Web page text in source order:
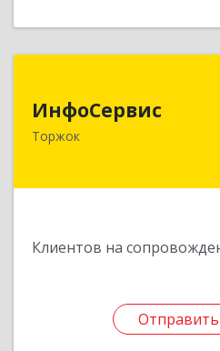
ИнфоСервис
Торжок
Клиентов на
Отправить
172002, Тверская обл,
Отправить